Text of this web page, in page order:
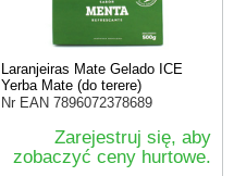
Laranjeiras Mate Gelado ICE
Yerba Mate (do terere)
Nr EAN 7896072378689
Zarejestruj się, aby
zobaczyć ceny hurtowe.